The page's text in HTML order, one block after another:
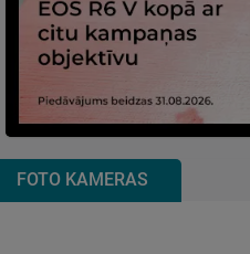
FOTO KAMERAS